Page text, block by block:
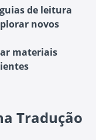
de leitura
novos
materiais
Tradução